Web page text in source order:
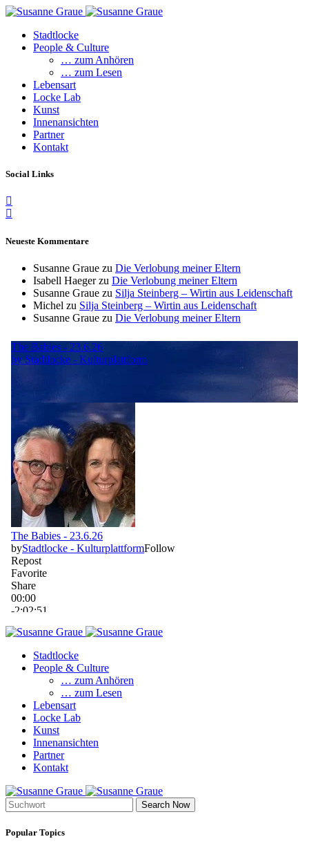
Stadtlocke
People & Culture
… zum Anhören
… zum Lesen
Lebensart
Locke Lab
Kunst
Innenansichten
Partner
Kontakt
Social Links
Neueste Kommentare
Susanne Graue zu Die Verlobung meiner Eltern
Isabell Haegerzu Die Verlobung meiner Eltern
Susanne Graue zu Silja Steinberg – Wirtin aus Leidenschaft
Michel zu Silja Steinberg – Wirtin aus Leidenschaft
Susanne Graue zu Die Verlobung meiner Eltern
Stadtlocke
People & Culture
… zum Anhören
… zum Lesen
Lebensart
Locke Lab
Kunst
Innenansichten
Partner
Kontakt
Search Now
Popular Topics